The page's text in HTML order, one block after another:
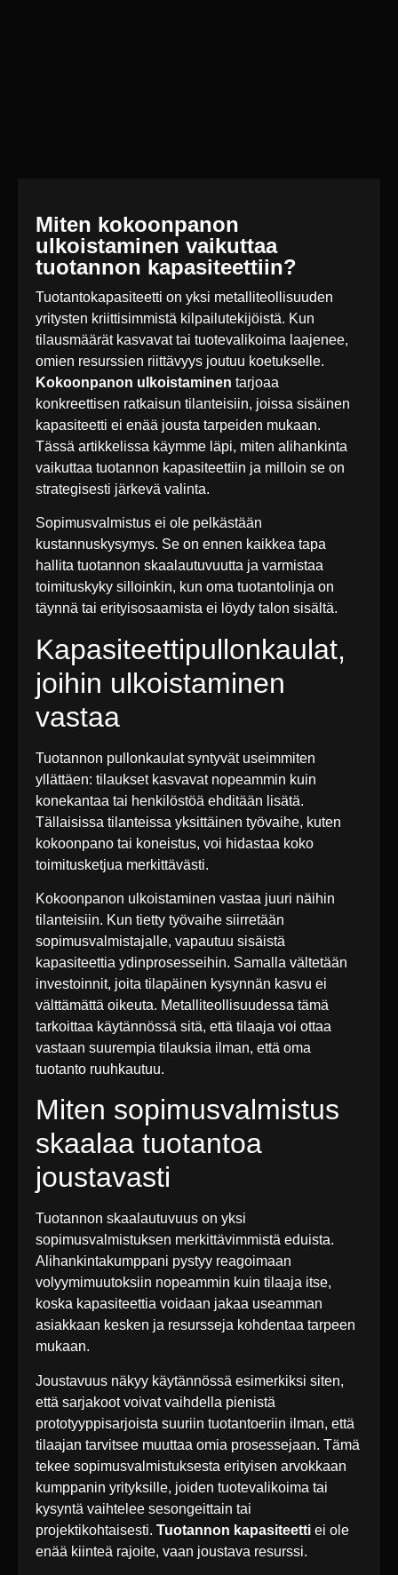
Miten kokoonpanon
ulkoistaminen vaikuttaa
tuotannon kapasiteettiin?
Tuotantokapasiteetti on yksi metalliteollisuuden
yritysten kriittisimmistä kilpailutekijöistä. Kun
tilausmäärät kasvavat tai tuotevalikoima laajenee,
omien resurssien riittävyys joutuu koetukselle.
Kokoonpanon ulkoistaminen tarjoaa
konkreettisen ratkaisun tilanteisiin, joissa sisäinen
kapasiteetti ei enää jousta tarpeiden mukaan.
Tässä artikkelissa käymme läpi, miten alihankinta
vaikuttaa tuotannon kapasiteettiin ja milloin se on
strategisesti järkevä valinta.
Sopimusvalmistus ei ole pelkästään
kustannuskysymys. Se on ennen kaikkea tapa
hallita tuotannon skaalautuvuutta ja varmistaa
toimituskyky silloinkin, kun oma tuotantolinja on
täynnä tai erityisosaamista ei löydy talon sisältä.
Kapasiteettipullonkaulat,
joihin ulkoistaminen
vastaa
Tuotannon pullonkaulat syntyvät useimmiten
yllättäen: tilaukset kasvavat nopeammin kuin
konekantaa tai henkilöstöä ehditään lisätä.
Tällaisissa tilanteissa yksittäinen työvaihe, kuten
kokoonpano tai koneistus, voi hidastaa koko
toimitusketjua merkittävästi.
Kokoonpanon ulkoistaminen vastaa juuri näihin
tilanteisiin. Kun tietty työvaihe siirretään
sopimusvalmistajalle, vapautuu sisäistä
kapasiteettia ydinprosesseihin. Samalla vältetään
investoinnit, joita tilapäinen kysynnän kasvu ei
välttämättä oikeuta. Metalliteollisuudessa tämä
tarkoittaa käytännössä sitä, että tilaaja voi ottaa
vastaan suurempia tilauksia ilman, että oma
tuotanto ruuhkautuu.
Miten sopimusvalmistus
skaalaa tuotantoa
joustavasti
Tuotannon skaalautuvuus on yksi
sopimusvalmistuksen merkittävimmistä eduista.
Alihankintakumppani pystyy reagoimaan
volyymimuutoksiin nopeammin kuin tilaaja itse,
koska kapasiteettia voidaan jakaa useamman
asiakkaan kesken ja resursseja kohdentaa tarpeen
mukaan.
Joustavuus näkyy käytännössä esimerkiksi siten,
että sarjakoot voivat vaihdella pienistä
prototyyppisarjoista suuriin tuotantoeriin ilman, että
tilaajan tarvitsee muuttaa omia prosessejaan. Tämä
tekee sopimusvalmistuksesta erityisen arvokkaan
kumppanin yrityksille, joiden tuotevalikoima tai
kysyntä vaihtelee sesongeittain tai
projektikohtaisesti. Tuotannon kapasiteetti ei ole
enää kiinteä rajoite, vaan joustava resurssi.